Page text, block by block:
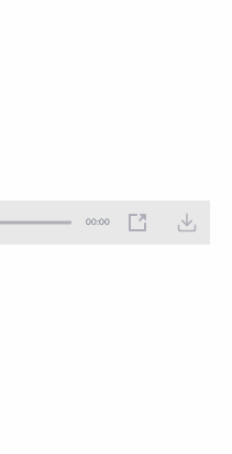
00:00